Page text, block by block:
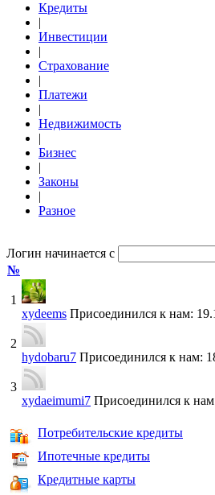
Кредиты
|
Инвестиции
|
Страхование
|
Платежи
|
Недвижимость
|
Бизнес
|
Законы
|
Разное
Логин начинается с
№
1
xydeems Присоединился к нам:
2
hydobaru7 Присоединился к нам:
3
xydaeimumi7 Присоединился к
Потребительские кредиты
Ипотечные кредиты
Кредитные карты